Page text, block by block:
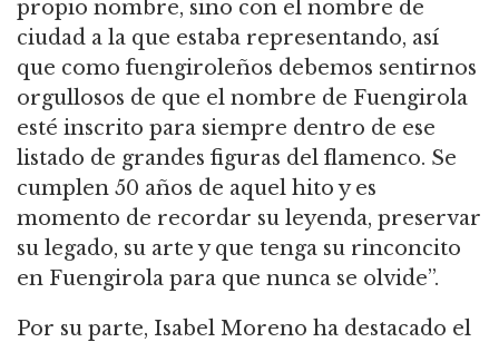
propio nombre, sino con el nombre de
ciudad a la que estaba representando, así
que como fuengiroleños debemos sentirnos
orgullosos de que el nombre de Fuengirola
esté inscrito para siempre dentro de ese
listado de grandes figuras del flamenco. Se
cumplen 50 años de aquel hito y es
momento de recordar su leyenda, preservar
su legado, su arte y que tenga su rinconcito
en Fuengirola para que nunca se olvide”.
Por su parte, Isabel Moreno ha destacado el